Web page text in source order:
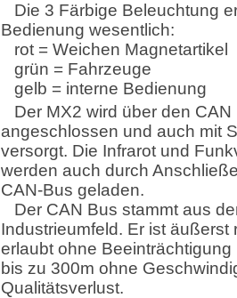
Die 3 Färbige Beleuchtung
Bedienung wesentlich:
rot = Weichen Magnetartikel
grün = Fahrzeuge
gelb = interne Bedienung
Der MX2 wird über den CAN
angeschlossen und auch mit
versorgt. Die Infrarot und
werden auch durch
CAN-Bus geladen.
Der CAN Bus stammt aus
Industrieumfeld. Er ist äußerst
erlaubt ohne Beeinträchtigung
bis zu 300m ohne
Qualitätsverlust.